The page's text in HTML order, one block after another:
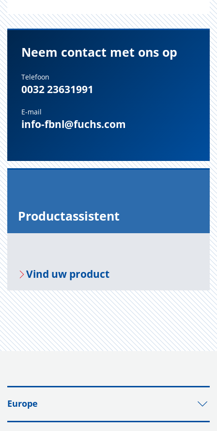
Neem contact met ons op
Telefoon
0032 23631991
E-mail
info-fbnl@fuchs.com
Pro­duct­as­sis­tent
Vind uw pro­duct
Europe